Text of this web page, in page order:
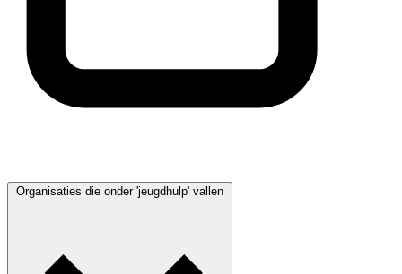
Organisaties die onder 'jeugdhulp' vallen